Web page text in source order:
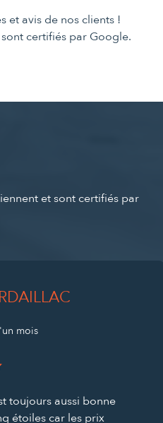
et avis de nos clients !
certifiés par Google.
et sont certifiés par
mois
toujours aussi bonne
étoiles car les prix